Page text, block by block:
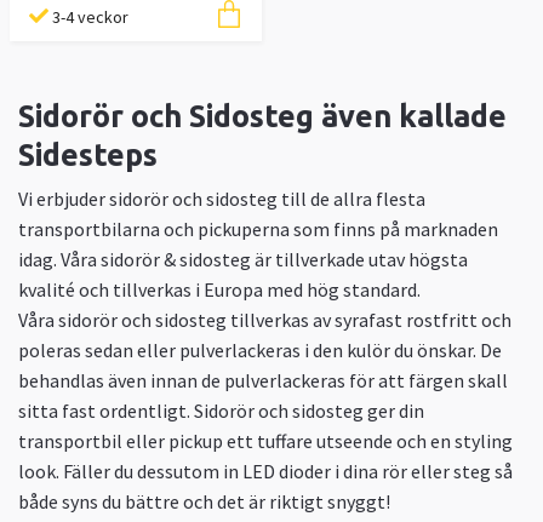
3-4 veckor
Sidorör och Sidosteg även kallade
Sidesteps
Vi erbjuder sidorör och sidosteg till de allra flesta
transportbilarna och pickuperna som finns på marknaden
idag. Våra sidorör & sidosteg är tillverkade utav högsta
kvalité och tillverkas i Europa med hög standard.
Våra sidorör och sidosteg tillverkas av syrafast rostfritt och
poleras sedan eller pulverlackeras i den kulör du önskar. De
behandlas även innan de pulverlackeras för att färgen skall
sitta fast ordentligt. Sidorör och sidosteg ger din
transportbil eller pickup ett tuffare utseende och en styling
look. Fäller du dessutom in LED dioder i dina rör eller steg så
både syns du bättre och det är riktigt snyggt!